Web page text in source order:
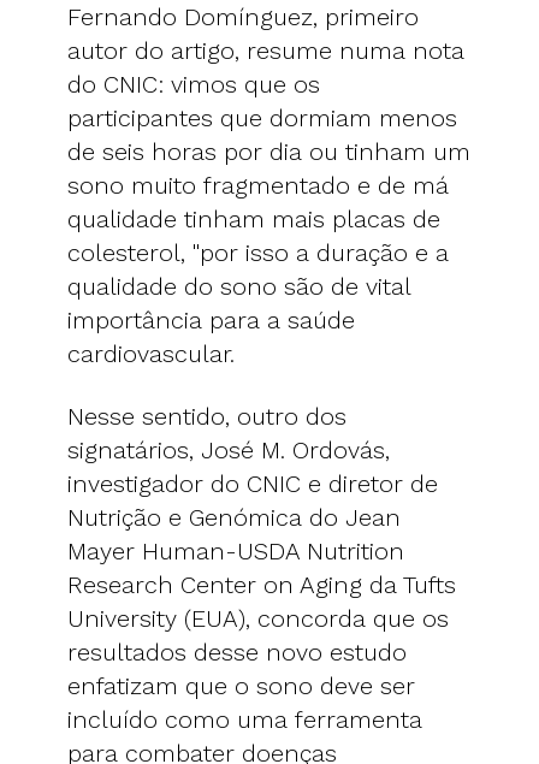
Fernando Domínguez, primeiro
autor do artigo, resume numa nota
do CNIC: vimos que os
participantes que dormiam menos
de seis horas por dia ou tinham um
sono muito fragmentado e de má
qualidade tinham mais placas de
colesterol, "por isso a duração e a
qualidade do sono são de vital
importância para a saúde
cardiovascular.
Nesse sentido, outro dos
signatários, José M. Ordovás,
investigador do CNIC e diretor de
Nutrição e Genómica do Jean
Mayer Human-USDA Nutrition
Research Center on Aging da Tufts
University (EUA), concorda que os
resultados desse novo estudo
enfatizam que o sono deve ser
incluído como uma ferramenta
para combater doenças